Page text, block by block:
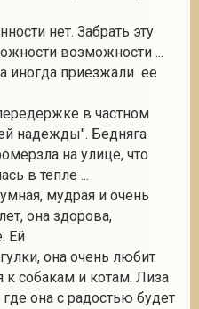
нет. Забрать эту
возможности ...
иногда приезжали ее
в частном
надежды". Бедняга
на улице, что
в тепле ...
мудрая и очень
она здорова,
Ей
она очень любит
к собакам и котам. Лиза
она с радостью будет